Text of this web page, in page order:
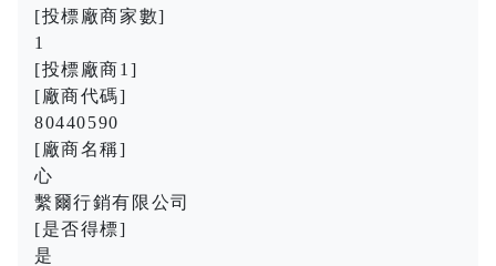
[投標廠商家數]
1
[投標廠商1]
[廠商代碼]
80440590
[廠商名稱]
心
繫爾行銷有限公司
[是否得標]
是